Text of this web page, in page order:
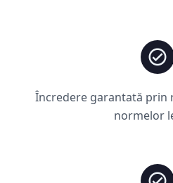
Încredere garantată prin
normelor